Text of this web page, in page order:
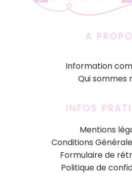
A
Information
Qui sommes
INFOS
Mentions
Conditions
Formulaire de
Politique de